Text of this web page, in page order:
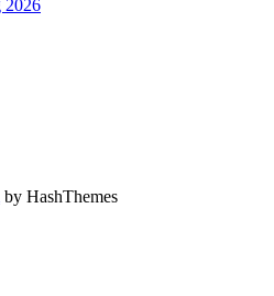
by HashThemes